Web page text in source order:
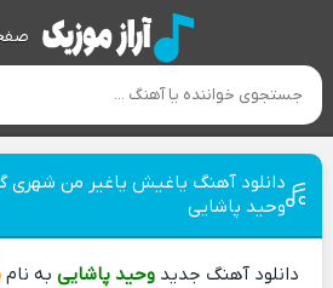
دانلود آهنگ یاغیش یاغیر من شهری
وحید پاشایی
دانلود آهنگ جدیدوحید پاشایی به نام